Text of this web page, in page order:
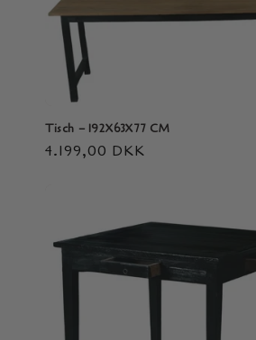
:
Tisch – 192X63X77 CM
Normaler
4.199,00 DKK